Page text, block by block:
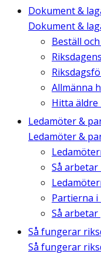
Dokument &
Dokument &
Beställ
Allmänna
Hitta
Ledamöter &
Ledamöter &
Så
Partierna i
Så
Så fungerar
Så fungerar